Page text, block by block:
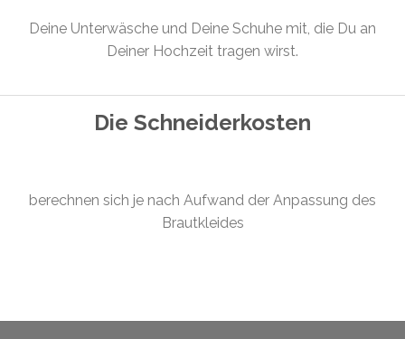
Deine Unterwäsche und Deine Schuhe mit, die Du an
Deiner Hochzeit tragen wirst.
Die Schneiderkosten
berechnen sich je nach Aufwand der Anpassung des
Brautkleides